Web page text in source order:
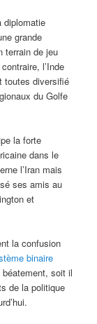
diplomatie
grande
terrain de jeu
l’Inde
toutes diversifié
du Golfe
la forte
dans le
l’Iran mais
ses amis au
et
la confusion
binaire
béatement, soit il
de la politique